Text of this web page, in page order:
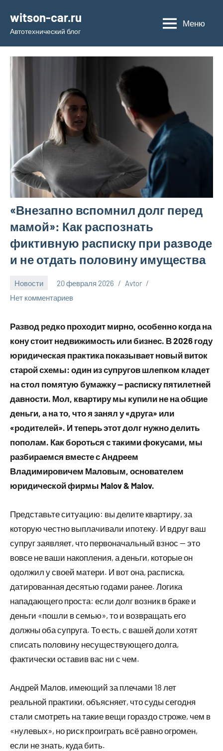
содержимому
witson-car.ru
Автотехнический блог
Меню
«Внезапно вспомнил долг перед
мамой»: Как распознать
фиктивную расписку при разводе
и не отдать половину имущества
Новости 20 февраля 2026
Avtor
Нет комментариев
Развод редко проходит мирно, особенно когда на
кону стоит недвижимость или бизнес. В 2026 году
юридическая практика показывает новый виток
старой схемы: один из супругов шлепком кладет
на стол помятую бумажку — расписку пятилетней
давности. Мол, квартиру мы купили не на общие
деньги, а на то, что я занял у «друга» или
«родителей». И теперь этот долг нужно делить
пополам. Как бороться с такими фокусами, мы
разбираемся вместе с Андреем
Владимировичем Маловым, основателем
юридической фирмы Malov & Malov.
Представьте ситуацию: вы делите квартиру, за
которую честно выплачивали ипотеку. И вдруг ваш
супруг заявляет, что первоначальный взнос — это
вовсе не ваши накопления, а деньги, которые он
одолжил у своей матери. И вот она, расписка,
датированная десятью годами ранее. Логика
нападающего проста: если долг возник в браке и
деньги «пошли в семью», то и возвращать его
должны оба супруга. То есть, с вашей доли хотят
списать половину несуществующего долга,
фактически оставив вас ни с чем.
Андрей Малов, имеющий за плечами 18 лет
реальной практики, объясняет, что суды сегодня
стали смотреть на такие вещи гораздо строже, чем в
«нулевых», но риск проиграть всё равно огромен,
если не знать, куда бить.